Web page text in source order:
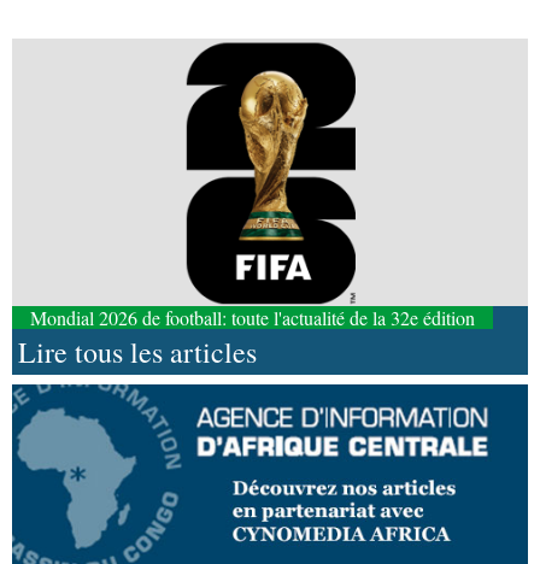
Mondial 2026 de football: toute l'actualité de la 32e édition
Lire tous les articles